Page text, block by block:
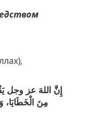
إِنَّ اللهَ عز وجل
مِنَ الْخَطَايَا،